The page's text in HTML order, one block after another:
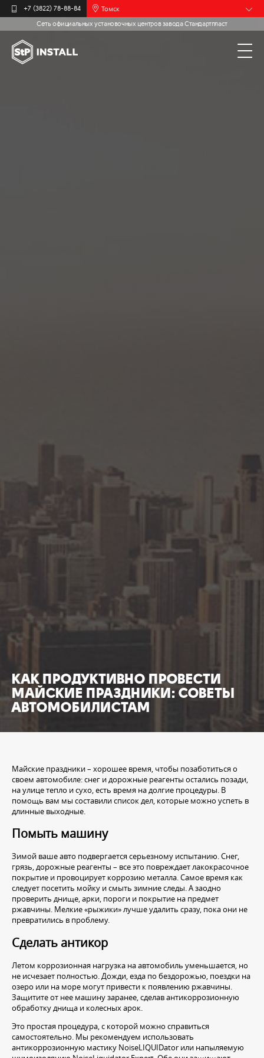
+7 (3822) 78-88-84 Томск
Барнаул
Сеть официальных установочных центров завода Стандартпласт
КАК ПРОДУКТИВНО ПРОВЕСТИ
МАЙСКИЕ ПРАЗДНИКИ: СОВЕТЫ
АВТОМОБИЛИСТАМ
Майские праздники – хорошее время, чтобы позаботиться о
своем автомобиле: снег и дорожные реагенты остались позади,
на улице тепло и сухо, есть время на долгие процедуры. В
помощь вам мы составили список дел, которые можно успеть в
длинные выходные.
Помыть машину
Зимой ваше авто подвергается серьезному испытанию. Снег,
грязь, дорожные реагенты – все это повреждает лакокрасочное
покрытие и провоцирует коррозию металла. Самое время как
следует посетить мойку и смыть зимние следы. А заодно
проверить днище, арки, пороги и покрытие на предмет
ржавчины. Мелкие «рыжики» лучше удалить сразу, пока они не
превратились в проблему.
Сделать антикор
Летом коррозионная нагрузка на автомобиль уменьшается, но
не исчезает полностью. Дожди, езда по бездорожью, поездки на
озеро или на море могут привести к появлению ржавчины.
Защитите от нее машину заранее, сделав антикоррозионную
обработку днища и колесных арок.
Это простая процедура, с которой можно справиться
самостоятельно. Мы рекомендуем использовать
антикоррозионную мастику NoiseLIQUIDator или напыляемую